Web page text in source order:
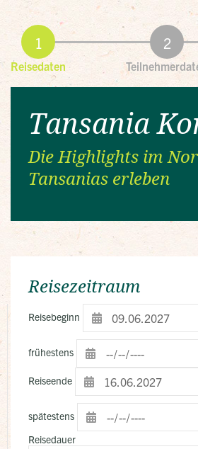
Reisedaten
Tansania
Die Highlights im
Tansanias erleben
Reisezeitraum
Reisebeginn
frühestens
Reiseende
spätestens
Reisedauer